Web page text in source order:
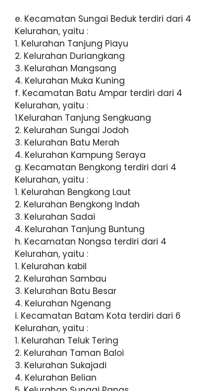
e. Kecamatan Sungai Beduk terdiri dari 4
Kelurahan, yaitu :
1. Kelurahan Tanjung Piayu
2. Kelurahan Duriangkang
3. Kelurahan Mangsang
4. Kelurahan Muka Kuning
f. Kecamatan Batu Ampar terdiri dari 4
Kelurahan, yaitu :
1.Kelurahan Tanjung Sengkuang
2. Kelurahan Sungai Jodoh
3. Kelurahan Batu Merah
4. Kelurahan Kampung Seraya
g. Kecamatan Bengkong terdiri dari 4
Kelurahan, yaitu :
1. Kelurahan Bengkong Laut
2. Kelurahan Bengkong Indah
3. Kelurahan Sadai
4. Kelurahan Tanjung Buntung
h. Kecamatan Nongsa terdiri dari 4
Kelurahan, yaitu :
1. Kelurahan kabil
2. Kelurahan Sambau
3. Kelurahan Batu Besar
4. Kelurahan Ngenang
i. Kecamatan Batam Kota terdiri dari 6
Kelurahan, yaitu :
1. Kelurahan Teluk Tering
2. Kelurahan Taman Baloi
3. Kelurahan Sukajadi
4. Kelurahan Belian